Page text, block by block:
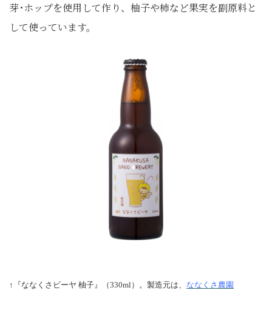
芽･ホップを使用して作り、柚子や柿など果実を副原料と
して使っています。
↑『ななくさビーヤ 柚子』（330ml）。製造元は、 ななくさ農園